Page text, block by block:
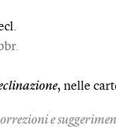
, nelle
e